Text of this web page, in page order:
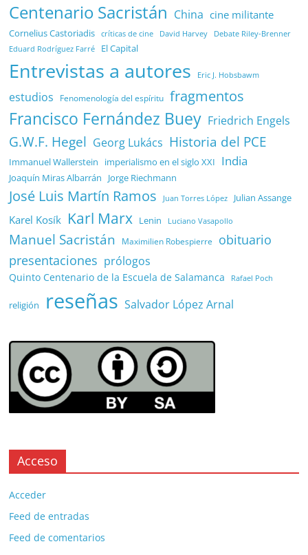
Centenario Sacristán China cine militante
Cornelius Castoriadis críticas de cine David Harvey Debate Riley-Brenner
Eduard Rodríguez Farré El Capital
Entrevistas a autores Eric J. Hobsbawm
estudios Fenomenología del espíritu fragmentos
Francisco Fernández Buey Friedrich Engels
G.W.F. Hegel Georg Lukács Historia del PCE
Immanuel Wallerstein imperialismo en el siglo XXI India
Joaquín Miras Albarrán Jorge Riechmann
José Luis Martín Ramos Juan Torres López Julian Assange
Karel Kosík Karl Marx Lenin Luciano Vasapollo
Manuel Sacristán Maximilien Robespierre
obituario
presentaciones prólogos
Quinto Centenario de la Escuela de Salamanca Rafael Poch
religión reseñas Salvador López Arnal
Acceso
Acceder
Feed de entradas
Feed de comentarios